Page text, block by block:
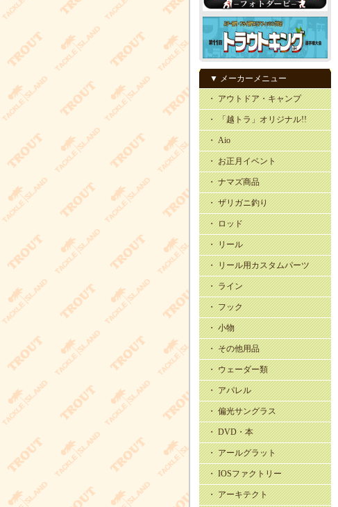
▼ メーカーメニュー
・ アウトドア・キャンプ
・ 「越トラ」オリジナル!!
・ Aio
・ お正月イベント
・ ナマズ商品
・ ザリガニ釣り
・ ロッド
・ リール
・ リール用カスタムパーツ
・ ライン
・ フック
・ 小物
・ その他用品
・ ウェーダー類
・ アパレル
・ 偏光サングラス
・ DVD・本
・ アールグラット
・ IOSファクトリー
・ アーキテクト